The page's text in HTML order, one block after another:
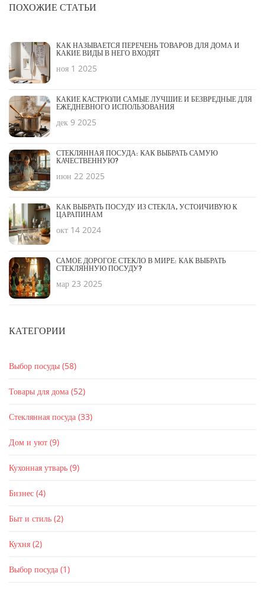
ПОХОЖИЕ СТАТЬИ
КАК НАЗЫВАЕТСЯ ПЕРЕЧЕНЬ ТОВАРОВ ДЛЯ ДОМА И
КАКИЕ ВИДЫ В НЕГО ВХОДЯТ
ноя 1 2025
КАКИЕ КАСТРЮЛИ САМЫЕ ЛУЧШИЕ И БЕЗВРЕДНЫЕ ДЛЯ
ЕЖЕДНЕВНОГО ИСПОЛЬЗОВАНИЯ
дек 9 2025
СТЕКЛЯННАЯ ПОСУДА: КАК ВЫБРАТЬ САМУЮ
КАЧЕСТВЕННУЮ?
июн 22 2025
КАК ВЫБРАТЬ ПОСУДУ ИЗ СТЕКЛА, УСТОЙЧИВУЮ К
ЦАРАПИНАМ
окт 14 2024
САМОЕ ДОРОГОЕ СТЕКЛО В МИРЕ: КАК ВЫБРАТЬ
СТЕКЛЯННУЮ ПОСУДУ?
мар 23 2025
КАТЕГОРИИ
Выбор посуды (58)
Товары для дома (52)
Стеклянная посуда (33)
Дом и уют (9)
Кухонная утварь (9)
Бизнес (4)
Быт и стиль (2)
Кухня (2)
Выбор посуда (1)